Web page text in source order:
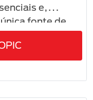
e,
fonte de
estudos
na dieta
de alguns